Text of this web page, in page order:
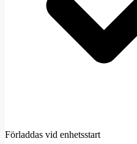
Förladdas vid enhetsstart